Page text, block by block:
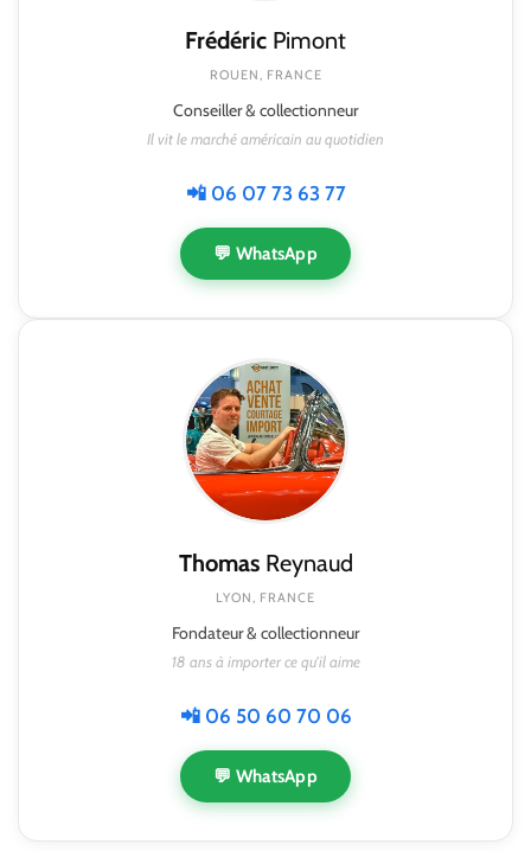
Frédéric Pimont
ROUEN, FRANCE
Conseiller & collectionneur
Il vit le marché américain au quotidien
📲 06 07 73 63 77
💬 WhatsApp
ThomasReynaud
LYON, FRANCE
Fondateur & collectionneur
18 ans à importer ce qu'il aime
📲 06 50 60 70 06
💬 WhatsApp